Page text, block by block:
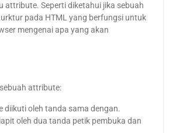
attribute. Seperti diketahui jika sebuah
pada HTML yang berfungsi untuk
mengenai apa yang akan
attribute:
diikuti oleh tanda sama dengan.
oleh dua tanda petik pembuka dan